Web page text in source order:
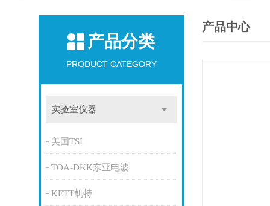
产品分类
PRODUCT CATEGORY
实验室仪器
美国TSI
TOA-DKK东亚电波
KETT凯特
产品中心